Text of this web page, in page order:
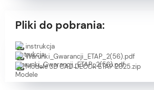
Pliki do pobrania:
instrukcja
Warunki_Gwarancji_ETAP_2(56).pdf
Modele 3D CAD DECOR ETAP 2025.zip